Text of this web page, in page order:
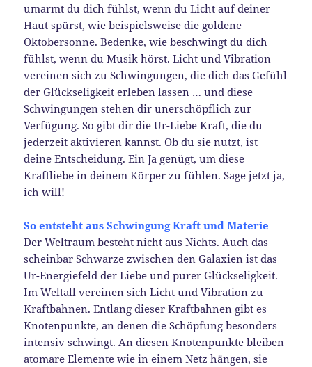
umarmt du dich fühlst, wenn du Licht auf deiner
Haut spürst, wie beispielsweise die goldene
Oktobersonne. Bedenke, wie beschwingt du dich
fühlst, wenn du Musik hörst. Licht und Vibration
vereinen sich zu Schwingungen, die dich das Gefühl
der Glückseligkeit erleben lassen … und diese
Schwingungen stehen dir unerschöpflich zur
Verfügung. So gibt dir die Ur-Liebe Kraft, die du
jederzeit aktivieren kannst. Ob du sie nutzt, ist
deine Entscheidung. Ein Ja genügt, um diese
Kraftliebe in deinem Körper zu fühlen. Sage jetzt ja,
ich will!
So entsteht aus Schwingung Kraft und Materie
Der Weltraum besteht nicht aus Nichts. Auch das
scheinbar Schwarze zwischen den Galaxien ist das
Ur-Energiefeld der Liebe und purer Glückseligkeit.
Im Weltall vereinen sich Licht und Vibration zu
Kraftbahnen. Entlang dieser Kraftbahnen gibt es
Knotenpunkte, an denen die Schöpfung besonders
intensiv schwingt. An diesen Knotenpunkte bleiben
atomare Elemente wie in einem Netz hängen, sie